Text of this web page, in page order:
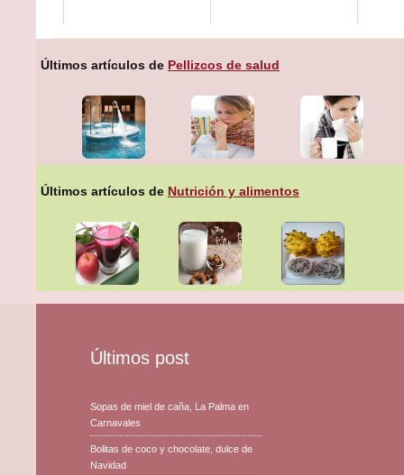
Últimos artículos de Pellizcos de salud
Últimos artículos de Nutrición y alimentos
Últimos post
Sopas de miel de caña, La Palma en
Carnavales
Bolitas de coco y chocolate, dulce de
Navidad